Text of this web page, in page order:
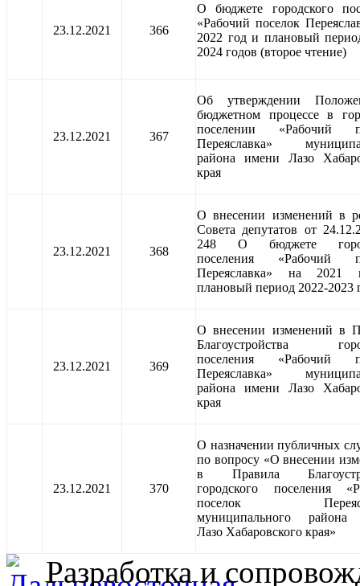
23.12.2021 366
О бюджете городского
«Рабочий поселок
2022 год и плановый
2024 годов (второе чтение)
23.12.2021 367
Об утверждении
бюджетном процессе в
поселении «Рабочий
Переяславка»
района имени Лазо
края
23.12.2021 368
О внесении изменений в
Совета депутатов от
248 О бюджете
поселения «Рабочий
Переяславка» на
плановый период 2022-2023
23.12.2021 369
О внесении изменений в
Благоустройства
поселения «Рабочий
Переяславка»
района имени Лазо
края
23.12.2021 370
О назначении публичных
по вопросу «О внесении
в Правила
городского поселения
поселок
муниципального района
Лазо Хабаровского края»
Разработка и